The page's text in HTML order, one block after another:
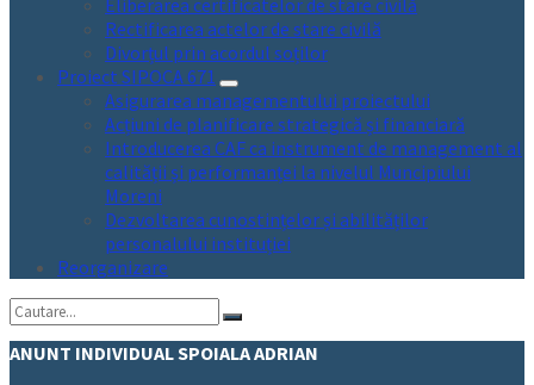
Eliberarea certificatelor de stare civilă
Rectificarea actelor de stare civilă
Divorțul prin acordul soților
Proiect SIPOCA 671
Asigurarea managementului proiectului
Acțiuni de planificare strategică și financiară
Introducerea CAF ca instrument de management al
calității și performanței la nivelul Muncipiului
Moreni
Dezvoltarea cunostințelor și abilităților
personalului instituției
Reorganizare
Cautare:
ANUNT INDIVIDUAL SPOIALA ADRIAN